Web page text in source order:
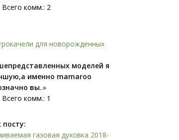
комм.: 2
для новорожденных
моделей я
именно mamaroo
вы..»
комм.: 1
посту:
газовая духовка 2018-